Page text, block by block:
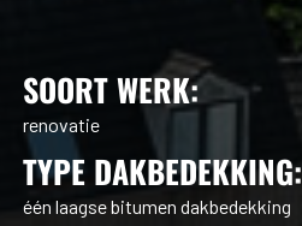
SOORT WERK:
renovatie
TYPE DAKBEDEKKING:
één laagse bitumen dakbedekking